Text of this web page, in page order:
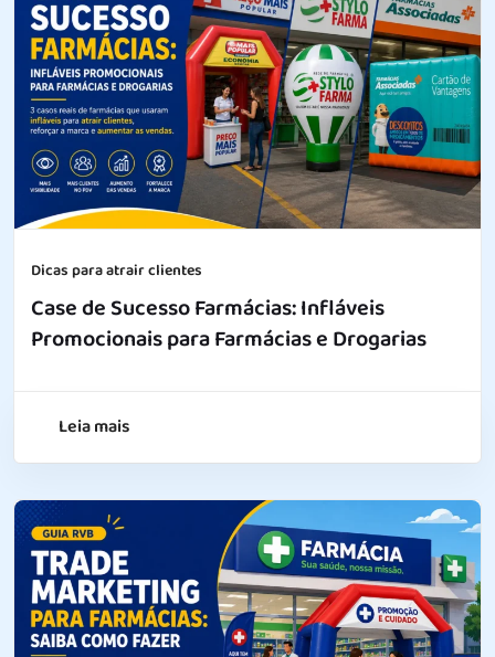
Dicas para atrair clientes
Case de Sucesso Farmácias: Infláveis
Promocionais para Farmácias e Drogarias
Leia mais